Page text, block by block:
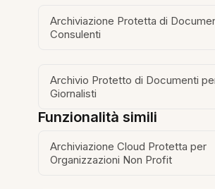
Archiviazione Protetta di
Consulenti
Archivio Protetto di Documenti
Giornalisti
Funzionalità simili
Archiviazione Cloud Protetta per
Organizzazioni Non Profit